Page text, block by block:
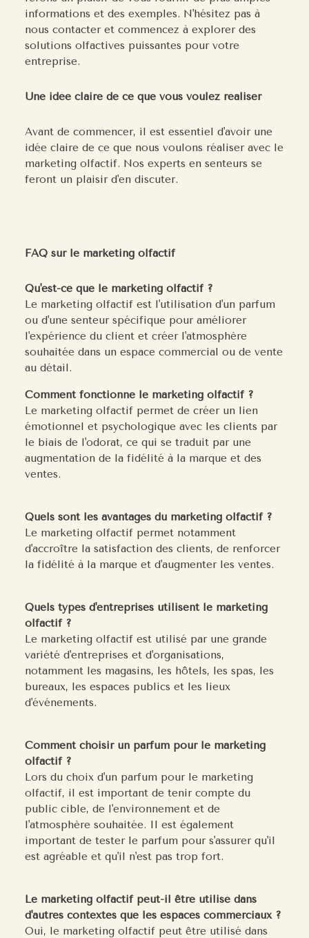
informations et des exemples. N'hésitez pas à
nous contacter et commencez à explorer des
solutions olfactives puissantes pour votre
entreprise.
Une idée claire de ce que vous voulez réaliser
Avant de commencer, il est essentiel d'avoir une
idée claire de ce que nous voulons réaliser avec le
marketing olfactif. Nos experts en senteurs se
feront un plaisir d'en discuter.
FAQ sur le marketing olfactif
Qu'est-ce que le marketing olfactif ?
Le marketing olfactif est l'utilisation d'un parfum
ou d'une senteur spécifique pour améliorer
l'expérience du client et créer l'atmosphère
souhaitée dans un espace commercial ou de vente
au détail.
Comment fonctionne le marketing olfactif ?
Le marketing olfactif permet de créer un lien
émotionnel et psychologique avec les clients par
le biais de l'odorat, ce qui se traduit par une
augmentation de la fidélité à la marque et des
ventes.
Quels sont les avantages du marketing olfactif ?
Le marketing olfactif permet notamment
d'accroître la satisfaction des clients, de renforcer
la fidélité à la marque et d'augmenter les ventes.
Quels types d'entreprises utilisent le marketing
olfactif ?
Le marketing olfactif est utilisé par une grande
variété d'entreprises et d'organisations,
notamment les magasins, les hôtels, les spas, les
bureaux, les espaces publics et les lieux
d'événements.
Comment choisir un parfum pour le marketing
olfactif ?
Lors du choix d'un parfum pour le marketing
olfactif, il est important de tenir compte du
public cible, de l'environnement et de
l'atmosphère souhaitée. Il est également
important de tester le parfum pour s'assurer qu'il
est agréable et qu'il n'est pas trop fort.
Le marketing olfactif peut-il être utilisé dans
d'autres contextes que les espaces commerciaux ?
Oui, le marketing olfactif peut être utilisé dans